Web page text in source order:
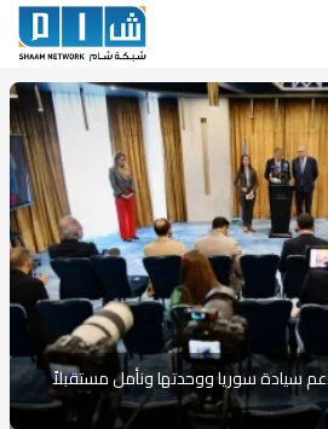
سيادة سوريا ووحدتها ونأمل مستقبلاً